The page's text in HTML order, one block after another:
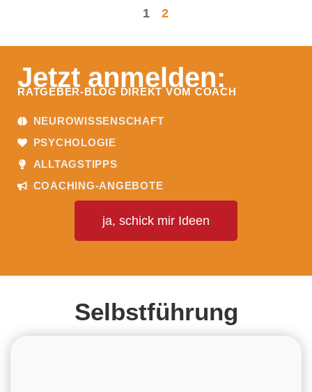
1 2
Jetzt anmelden:
RATGEBER-BLOG DIREKT VOM COACH
NEUROWISSENSCHAFT
PSYCHOLOGIE
ALLTAGSTIPPS
COACHING-ANGEBOTE
ja, schick mir Ideen
Selbstführung